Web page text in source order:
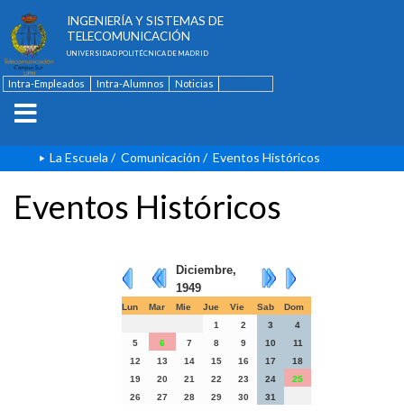
INGENIERÍA Y SISTEMAS DE
TELECOMUNICACIÓN
UNIVERSIDAD POLITÉCNICA DE MADRID
Intra-Empleados Intra-Alumnos
Noticias
La Escuela / Comunicación / Eventos Históricos
Eventos Históricos
Diciembre,
1949
Lun Mar Mie Jue Vie Sab
Dom
1
2 3
4
5
6 7 8 9 10
11
12
13 14 15 16 17
18
19
20 21 22 23 24
25
26
27 28 29 30 31